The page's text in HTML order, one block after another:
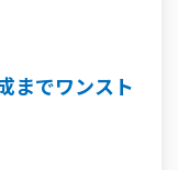
までワンスト